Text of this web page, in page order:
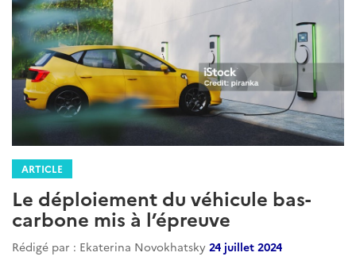
ARTICLE
Le déploiement du véhicule bas-
carbone mis à l’épreuve
Rédigé par : Ekaterina Novokhatsky 24 juillet 2024